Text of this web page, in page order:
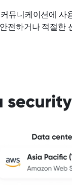
뮤니케이션에 사
전하거나 적절한